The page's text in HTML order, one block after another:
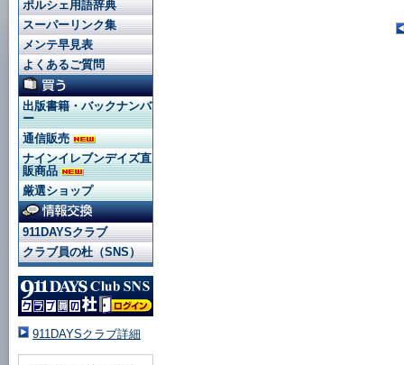
ポルシェ用語辞典
スーパーリンク集
メンテ早見表
よくあるご質問
出版書籍・バックナンバ
ー
通信販売
ナインイレブンデイズ直
販商品
厳選ショップ
911DAYSクラブ
クラブ員の杜（SNS）
911DAYSクラブ詳細